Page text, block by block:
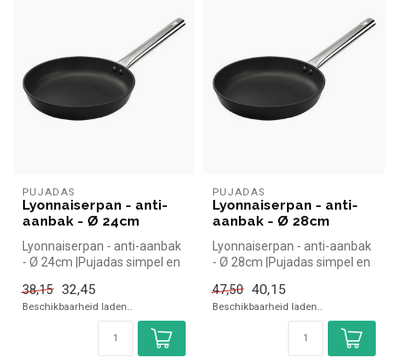
PUJADAS
Lyonnaiserpan - anti-
aanbak - Ø 24cm
Lyonnaiserpan - anti-aanbak
- Ø 24cm |Pujadas simpel en
38,15
32,45
Beschikbaarheid laden..
PUJADAS
Lyonnaiserpan - anti-
aanbak - Ø 28cm
Lyonnaiserpan - anti-aanbak
- Ø 28cm |Pujadas simpel en
47,50 40,15
Beschikbaarheid laden..